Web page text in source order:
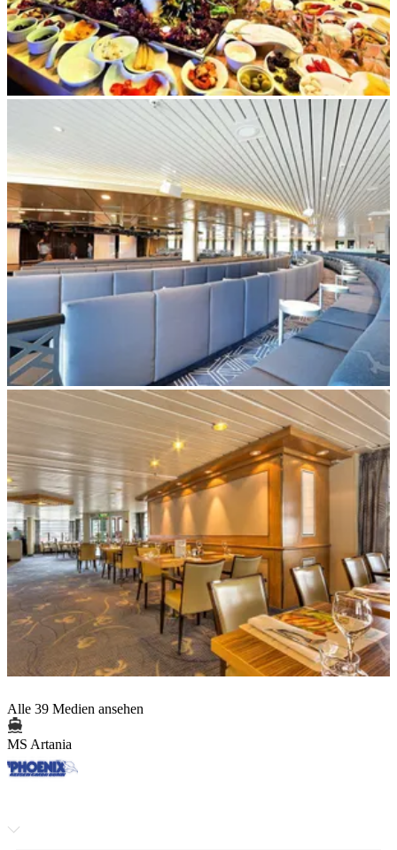
Alle 39 Medien ansehen
MS Artania